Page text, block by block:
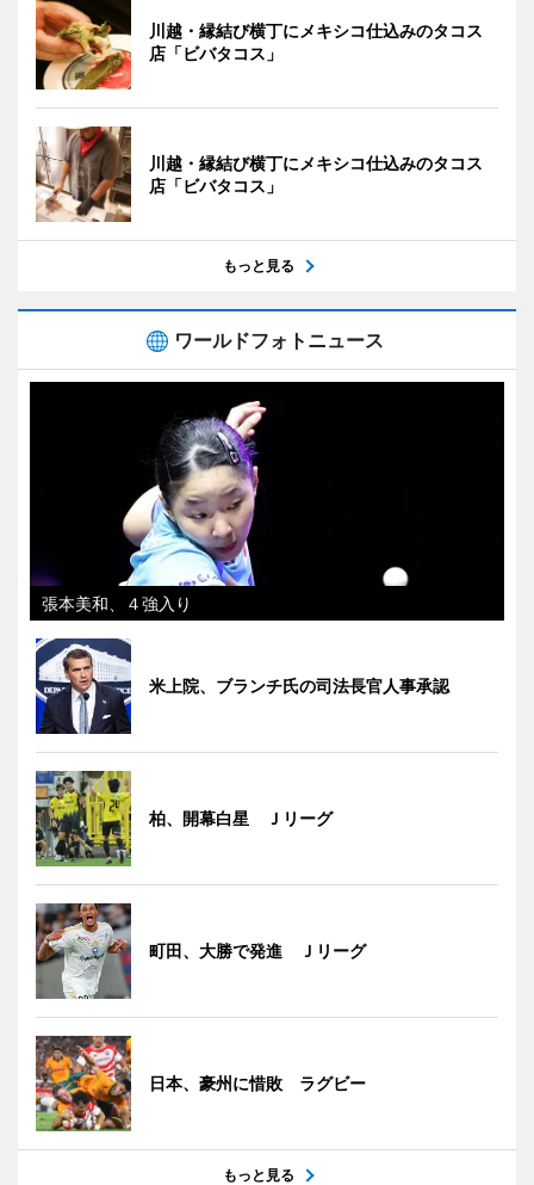
川越・縁結び横丁にメキシコ仕込みのタコス
店「ビバタコス」
川越・縁結び横丁にメキシコ仕込みのタコス
店「ビバタコス」
もっと見る
ワールドフォトニュース
張本美和、４強入り
米上院、ブランチ氏の司法長官人事承認
柏、開幕白星 Ｊリーグ
町田、大勝で発進 Ｊリーグ
日本、豪州に惜敗 ラグビー
もっと見る